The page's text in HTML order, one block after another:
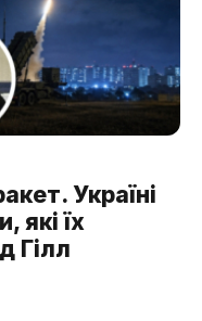
Україні
які їх
Гілл